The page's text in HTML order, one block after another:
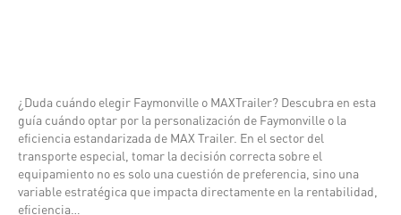
¿Duda cuándo elegir Faymonville o MAXTrailer? Descubra en esta
guía cuándo optar por la personalización de Faymonville o la
eficiencia estandarizada de MAX Trailer. En el sector del
transporte especial, tomar la decisión correcta sobre el
equipamiento no es solo una cuestión de preferencia, sino una
variable estratégica que impacta directamente en la rentabilidad,
eficiencia…